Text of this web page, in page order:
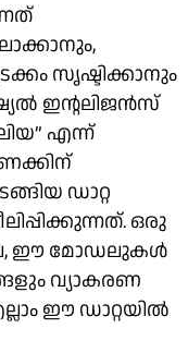
സൃഷ്ടിക്കാനും
ഇൻ്റലിജൻസ്
എന്ന്
ഡാറ്റ
ഒരു
ഈ മോഡലുകൾ
വ്യാകരണ
ഈ ഡാറ്റയിൽ